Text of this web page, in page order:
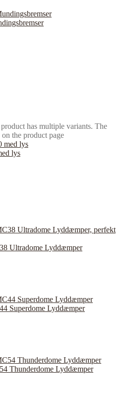
has multiple variants. The
the product page
lys
Ultradome Lyddæmper
Superdome Lyddæmper
Thunderdome Lyddæmper